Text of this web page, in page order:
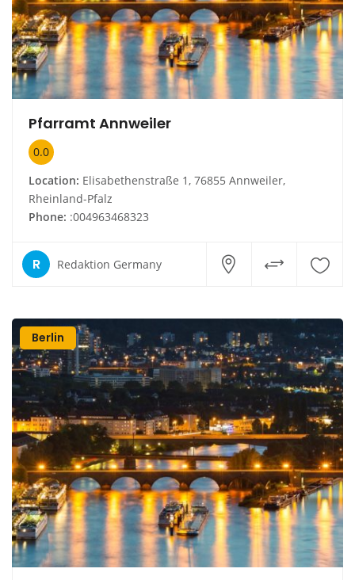
Pfarramt Annweiler
0.0
Location: Elisabethenstraße 1, 76855 Annweiler,
Rheinland-Pfalz
Phone: :004963468323
R Redaktion Germany
Berlin